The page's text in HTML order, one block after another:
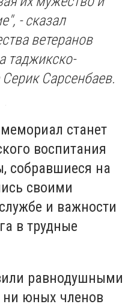
- сказал
ветеранов
таджикско-
Сарсенбаев.
станет
воспитания
собравшиеся на
своими
и важности
в трудные
равнодушными
ни юных членов